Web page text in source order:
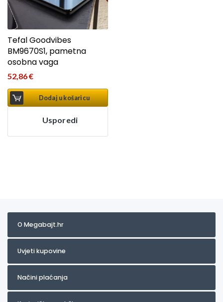
Tefal Goodvibes
BM9670S1, pametna
osobna vaga
52,86€
Dodaj u košaricu
Usporedi
O Megabajt.hr
Uvjeti kupovine
Načini plaćanja